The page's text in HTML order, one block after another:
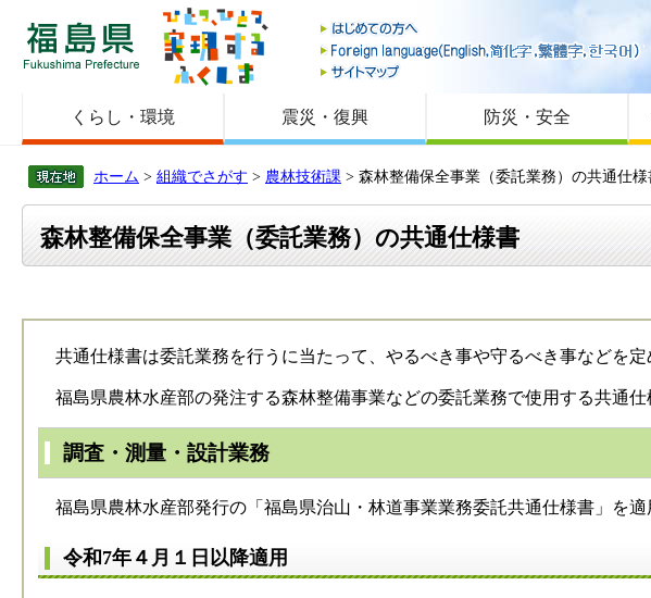
福島県
くらし・環境 震災・復興 防災・安全
ホーム > 組織でさがす > 農林技術課 > 森林整備保全事業（委託業務）の共通仕様
森林整備保全事業（委託業務）の共通仕様書
共通仕様書は委託業務を行うに当たって、やるべき事や守るべき事などを定
福島県農林水産部の発注する森林整備事業などの委託業務で使用する共通仕
調査・測量・設計業務
福島県農林水産部発行の「福島県治山・林道事業業務委託共通仕様書」を適
令和7年４月１日以降適用​